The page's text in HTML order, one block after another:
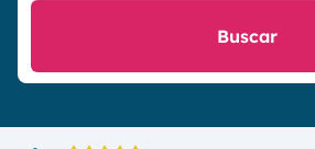
Buscar